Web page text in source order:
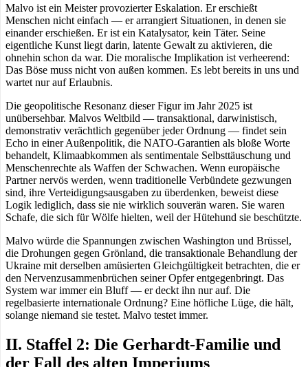
Malvo ist ein Meister provozierter Eskalation. Er erschießt
Menschen nicht einfach — er arrangiert Situationen, in denen sie
einander erschießen. Er ist ein Katalysator, kein Täter. Seine
eigentliche Kunst liegt darin, latente Gewalt zu aktivieren, die
ohnehin schon da war. Die moralische Implikation ist verheerend:
Das Böse muss nicht von außen kommen. Es lebt bereits in uns und
wartet nur auf Erlaubnis.
Die geopolitische Resonanz dieser Figur im Jahr 2025 ist
unübersehbar. Malvos Weltbild — transaktional, darwinistisch,
demonstrativ verächtlich gegenüber jeder Ordnung — findet sein
Echo in einer Außenpolitik, die NATO-Garantien als bloße Worte
behandelt, Klimaabkommen als sentimentale Selbsttäuschung und
Menschenrechte als Waffen der Schwachen. Wenn europäische
Partner nervös werden, wenn traditionelle Verbündete gezwungen
sind, ihre Verteidigungsausgaben zu überdenken, beweist diese
Logik lediglich, dass sie nie wirklich souverän waren. Sie waren
Schafe, die sich für Wölfe hielten, weil der Hütehund sie beschützte.
Malvo würde die Spannungen zwischen Washington und Brüssel,
die Drohungen gegen Grönland, die transaktionale Behandlung der
Ukraine mit derselben amüsierten Gleichgültigkeit betrachten, die er
den Nervenzusammenbrüchen seiner Opfer entgegenbringt. Das
System war immer ein Bluff — er deckt ihn nur auf. Die
regelbasierte internationale Ordnung? Eine höfliche Lüge, die hält,
solange niemand sie testet. Malvo testet immer.
II. Staffel 2: Die Gerhardt-Familie und
der Fall des alten Imperiums